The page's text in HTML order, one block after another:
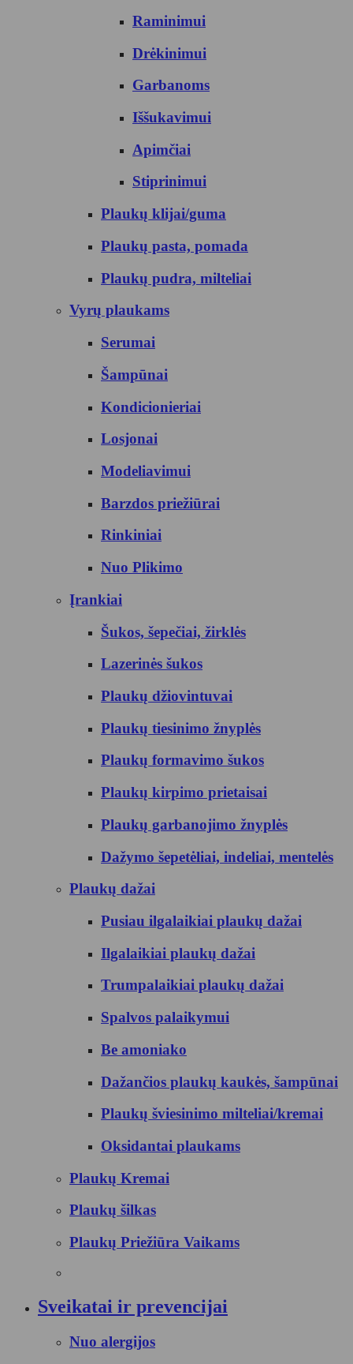
Raminimui
Drėkinimui
Garbanoms
Iššukavimui
Apimčiai
Stiprinimui
Plaukų klijai/guma
Plaukų pasta, pomada
Plaukų pudra, milteliai
Vyrų plaukams
Serumai
Šampūnai
Kondicionieriai
Losjonai
Modeliavimui
Barzdos priežiūrai
Rinkiniai
Nuo Plikimo
Įrankiai
Šukos, šepečiai, žirklės
Lazerinės šukos
Plaukų džiovintuvai
Plaukų tiesinimo žnyplės
Plaukų formavimo šukos
Plaukų kirpimo prietaisai
Plaukų garbanojimo žnyplės
Dažymo šepetėliai, indeliai, mentelės
Plaukų dažai
Pusiau ilgalaikiai plaukų dažai
Ilgalaikiai plaukų dažai
Trumpalaikiai plaukų dažai
Spalvos palaikymui
Be amoniako
Dažančios plaukų kaukės, šampūnai
Plaukų šviesinimo milteliai/kremai
Oksidantai plaukams
Plaukų Kremai
Plaukų šilkas
Plaukų Priežiūra Vaikams
Sveikatai ir prevencijai
Nuo alergijos